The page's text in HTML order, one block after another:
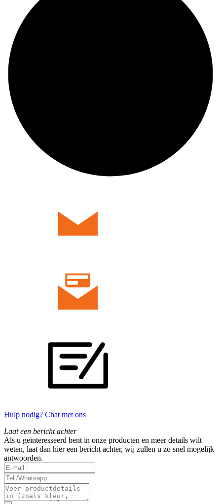
Hulp nodig? Chat met ons
Laat een bericht achter
Als u geïnteresseerd bent in onze producten en meer details wilt
weten, laat dan hier een bericht achter, wij zullen u zo snel mogelijk
antwoorden.